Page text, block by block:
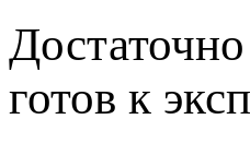
готов к